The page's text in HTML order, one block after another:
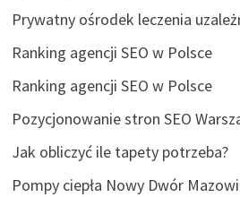
Prywatny ośrodek leczenia
Ranking agencji SEO w Polsce
Ranking agencji SEO w Polsce
Pozycjonowanie stron SEO
Jak obliczyć ile tapety potrzeba?
Pompy ciepła Nowy Dwór